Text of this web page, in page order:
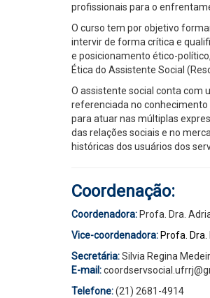
profissionais para o
O curso tem por objetivo
intervir de forma crítica e
e posicionamento ético-
Ética do Assistente Social
O assistente social conta com
referenciada no conhecimento
para atuar nas múltiplas
das relações sociais e no
históricas dos usuários dos
Coordenação:
Coordenadora: Profa. Dra.
Vice-coordenadora: Profa.
Secretária:Silvia Regina
E-mail:
Telefone:(21) 2681-4914